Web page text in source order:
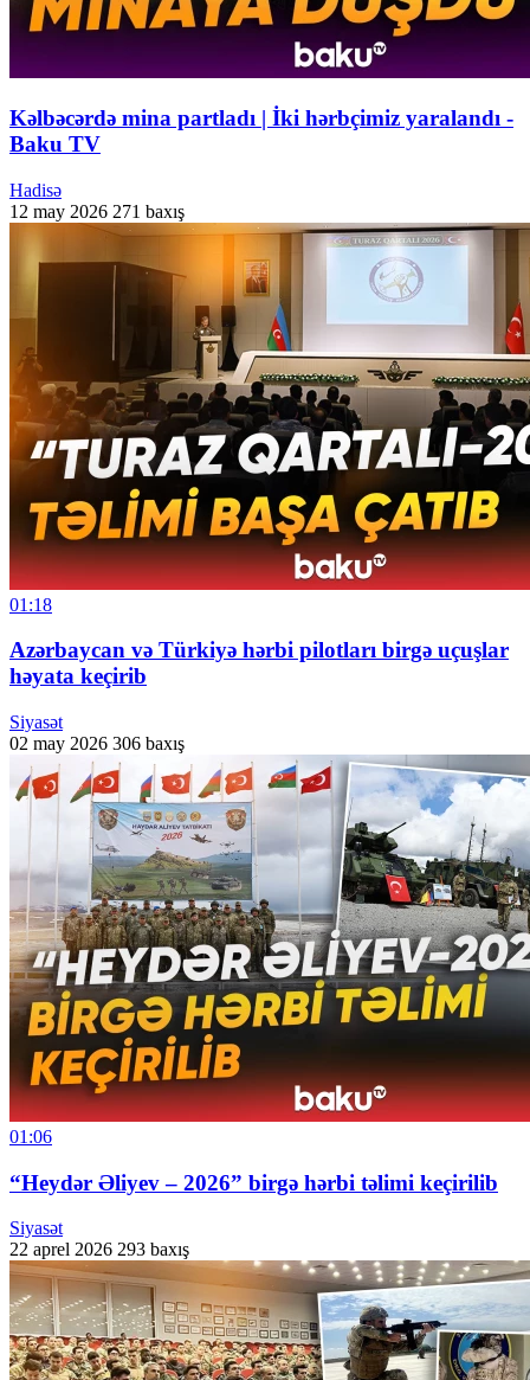
Kəlbəcərdə mina partladı | İki hərbçimiz yaralandı -
Baku TV
Hadisə
12 may 2026 271 baxış
01:18
Azərbaycan və Türkiyə hərbi pilotları birgə uçuşlar
həyata keçirib
Siyasət
02 may 2026 306 baxış
01:06
“Heydər Əliyev – 2026” birgə hərbi təlimi keçirilib
Siyasət
22 aprel 2026 293 baxış